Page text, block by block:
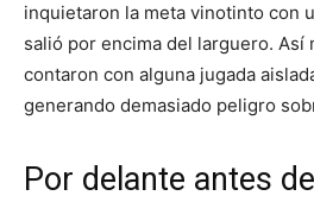
inquietaron la meta vinotinto con
salió por encima del larguero. Así
contaron con alguna jugada
generando demasiado peligro
Por delante antes